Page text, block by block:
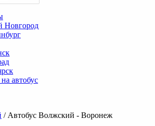
Новгород
автобус
/ Автобус Волжский - Воронеж